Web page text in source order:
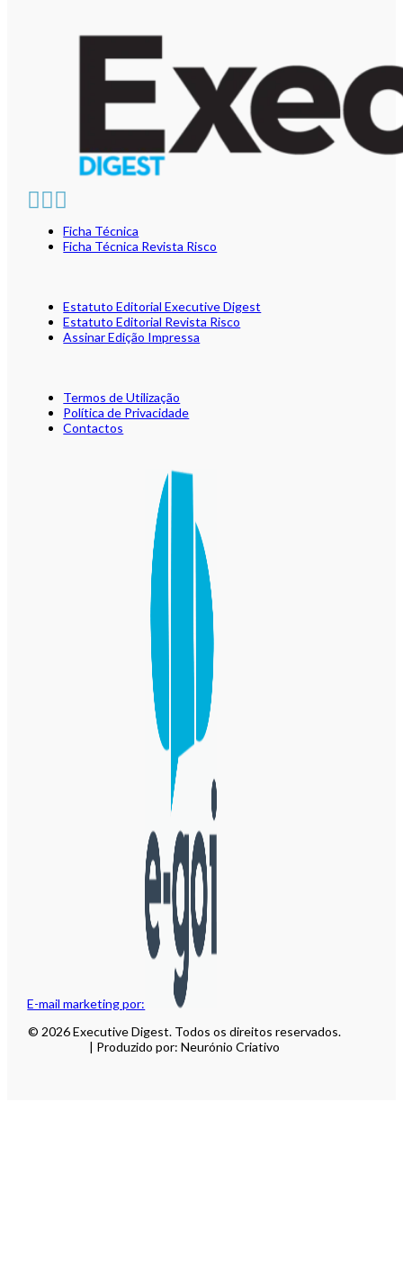
E-mail marketing por:
Ficha Técnica
Ficha Técnica Revista Risco
Estatuto Editorial Executive Digest
Estatuto Editorial Revista Risco
Assinar Edição Impressa
Termos de Utilização
Política de Privacidade
Contactos
© 2026 Executive Digest. Todos os direitos reservados.
| Produzido por: Neurónio Criativo